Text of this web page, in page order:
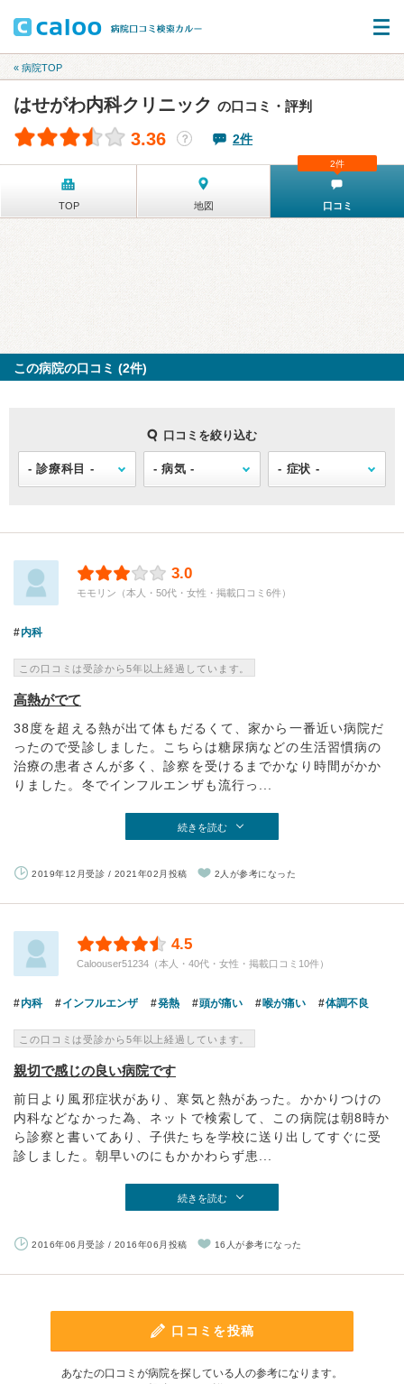
« 病院TOP
はせがわ内科クリニック の口コミ・評判
3.36 ？ 2件
TOP 地図 口コミ
2件
この病院の口コミ (2件)
口コミを絞り込む
3.0
モモリン（本人・50代・女性・掲載口コミ6件）
内科
この口コミは受診から5年以上経過しています。
高熱がでて
38度を超える熱が出て体もだるくて、家から一番近い病院だ
ったので受診しました。こちらは糖尿病などの生活習慣病の
治療の患者さんが多く、診察を受けるまでかなり時間がかか
りました。冬でインフルエンザも流行っ...
続きを読む
2019年12月受診 / 2021年02月投稿 2人が参考になった
4.5
Caloouser51234（本人・40代・女性・掲載口コミ10件）
内科 インフルエンザ 発熱 頭が痛い 喉が痛い 体調不良
この口コミは受診から5年以上経過しています。
親切で感じの良い病院です
前日より風邪症状があり、寒気と熱があった。かかりつけの
内科などなかった為、ネットで検索して、この病院は朝8時か
ら診察と書いてあり、子供たちを学校に送り出してすぐに受
診しました。朝早いのにもかかわらず患...
続きを読む
2016年06月受診 / 2016年06月投稿 16人が参考になった
口コミを投稿
あなたの口コミが病院を探している人の参考になります。